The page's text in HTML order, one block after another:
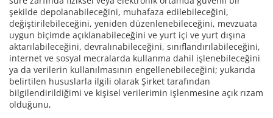
şekilde depolanabileceğini, muhafaza edilebileceğini,
değiştirilebileceğini, yeniden düzenlenebileceğini, mevzuata
uygun biçimde açıklanabileceğini ve yurt içi ve yurt dışına
aktarılabileceğini, devralınabileceğini, sınıflandırılabileceğini,
internet ve sosyal mecralarda kullanma dahil işlenebileceğini
ya da verilerin kullanılmasının engellenebileceğini; yukarıda
belirtilen hususlarla ilgili olarak Şirket tarafından
bilgilendirildiğimi ve kişisel verilerimin işlenmesine açık rızam
olduğunu,